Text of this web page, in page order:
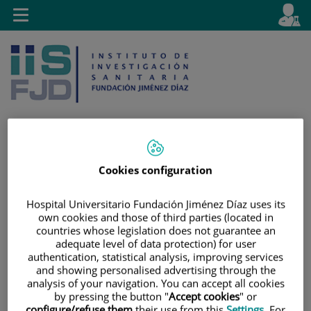
Jump to content
content
Active
en
Toggle
navigation
Cookies configuration
Hospital Universitario Fundación Jiménez Díaz uses its
own cookies and those of third parties (located in
countries whose legislation does not guarantee an
adequate level of data protection) for user
authentication, statistical analysis, improving services
and showing personalised advertising through the
analysis of your navigation. You can accept all cookies
by pressing the button "Accept cookies" or